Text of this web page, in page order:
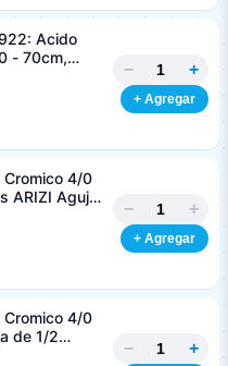
Acido
- 70cm,
19mm
− +
+ Agregar
Cromico 4/0
ARIZI Aguja
26 mm
− +
+ Agregar
Cromico 4/0
de 1/2
mm
− +